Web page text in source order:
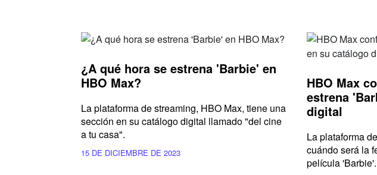
¿A qué hora se estrena 'Barbie' en
HBO Max?
La plataforma de streaming, HBO Max, tiene una
sección en su catálogo digital llamado "del cine
a tu casa".
15 DE DICIEMBRE DE 2023
HBO Max
estrena
digital
La plataforma
cuándo será la
película 'Barbie'.